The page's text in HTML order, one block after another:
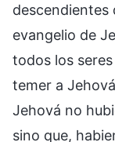
descendientes
evangelio de
todos los
temer a
Jehová no
sino que,